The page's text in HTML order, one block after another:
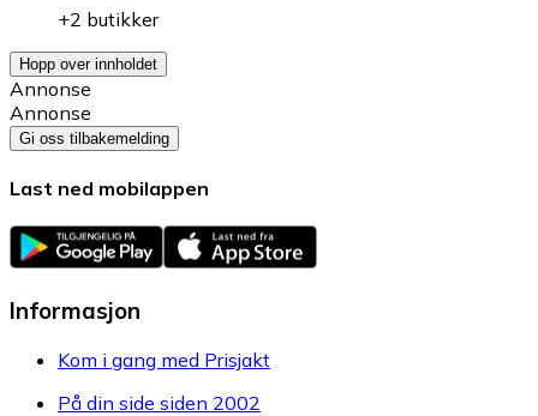
+2 butikker
Hopp over innholdet
Annonse
Annonse
Gi oss tilbakemelding
Last ned mobilappen
Informasjon
Kom i gang med Prisjakt
På din side siden 2002